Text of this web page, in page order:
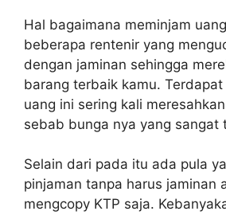
Hal bagaimana meminjam
beberapa rentenir yang
dengan jaminan sehingga
barang terbaik kamu.
uang ini sering kali
sebab bunga nya yang sangat
Selain dari pada itu ada pula
pinjaman tanpa harus jaminan
mengcopy KTP saja.